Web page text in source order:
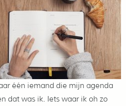
één iemand die mijn agenda
dat was ik. Iets waar ik oh zo